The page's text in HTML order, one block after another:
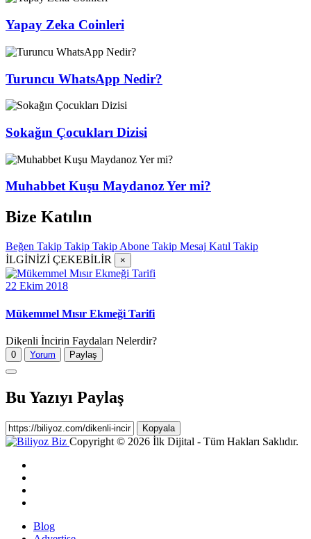
Yapay Zeka Coinleri
Turuncu WhatsApp Nedir?
Sokağın Çocukları Dizisi
Muhabbet Kuşu Maydanoz Yer mi?
Bize Katılın
Beğen Takip Takip Takip Abone Takip Mesaj Katıl Takip
İLGİNİZİ ÇEKEBİLİR
×
22 Ekim 2018
Mükemmel Mısır Ekmeği Tarifi
Dikenli İncirin Faydaları Nelerdir?
0 Yorum Paylaş
Bu Yazıyı Paylaş
Kopyala
Copyright © 2026 İlk Dijital - Tüm Hakları Saklıdır.
Blog